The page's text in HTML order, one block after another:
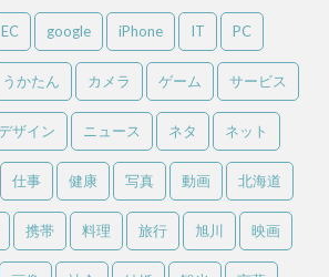
EC google iPhone IT PC
うかたん カメラ ゲーム サービス
デザイン ニュース ネタ ネット
仕事 健康 写真 動画 北海道
携帯 料理 旅行 旭川 映画